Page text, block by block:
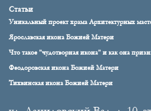
Статьи
Уникальный проект храма Архитектурных
Ярославская икона Божией Матери
Что такое "чудотворная икона" и как она
Феодоровская икона Божией Матери
Тихвинская икона Божией Матери